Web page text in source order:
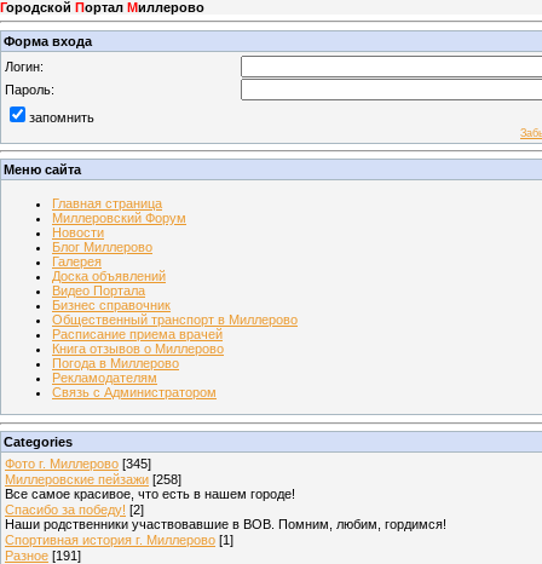
Городской Портал Миллерово
Форма входа
Логин:
Пароль:
запомнить
Меню сайта
Главная страница
Миллеровский Форум
Новости
Блог Миллерово
Галерея
Доска объявлений
Видео Портала
Бизнес справочник
Общественный транспорт в Миллерово
Расписание приема врачей
Книга отзывов о Миллерово
Погода в Миллерово
Рекламодателям
Связь с Администратором
Categories
Фото г. Миллерово [345]
Миллеровские пейзажи [258]
Все самое красивое, что есть в нашем городе!
Спасибо за победу! [2]
Наши родственники участвовавшие в ВОВ. Помним, любим, гордимся!
Спортивная история г. Миллерово [1]
Разное [191]